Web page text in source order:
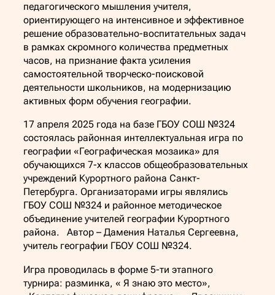
педагогического мышления учителя,
ориентирующего на интенсивное и эффективное
решение образовательно-воспитательных задач
в рамках скромного количества предметных
часов, на признание факта усиления
самостоятельной творческо-поисковой
деятельности школьников, на модернизацию
активных форм обучения географии.
17 апреля 2025 года на базе ГБОУ СОШ №324
состоялась районная интеллектуальная игра по
географии «Географическая мозаика» для
обучающихся 7-х классов общеобразовательных
учреждений Курортного района Санкт-
Петербурга. Организаторами игры являлись
ГБОУ СОШ №324 и районное методическое
объединение учителей географии Курортного
района. Автор – Дамения Наталья Сергеевна,
учитель географии ГБОУ СОШ №324.
Игра проводилась в форме 5-ти этапного
турнира: разминка, « Я знаю это место»,